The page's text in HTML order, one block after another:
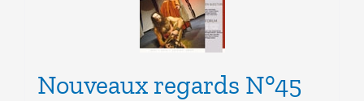
être
choisies
page
Nouveaux regards N°45